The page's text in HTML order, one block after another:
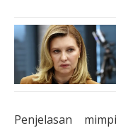
Penjelasan